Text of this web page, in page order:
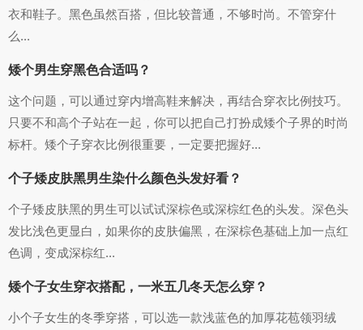
衣和鞋子。黑色虽然百搭，但比较普通，不够时尚。不管穿什
么...
矮个男生穿黑色合适吗？
这个问题，可以通过穿内增高鞋来解决，再结合穿衣比例技巧。
只要不和高个子站在一起，你可以把自己打扮成矮个子界的时尚
标杆。矮个子穿衣比例很重要，一定要把握好...
个子矮皮肤黑男生染什么颜色头发好看？
个子矮皮肤黑的男生可以试试深棕色或深棕红色的头发。深色头
发比浅色更显白，如果你的皮肤偏黑，在深棕色基础上加一点红
色调，变成深棕红...
矮个子女生穿衣搭配，一米五几冬天怎么穿？
小个子女生的冬季穿搭，可以选一款浅蓝色的加厚花苞领羽绒